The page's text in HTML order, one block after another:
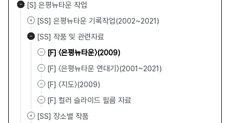
[S] 은평뉴타운 작업
[SS] 은평뉴타운 기록작업(2002~2021)
[SS] 작품 및 관련자료
[F] 〈은평뉴타운〉(2009)
[F] 〈은평뉴타운 연대기〉(2001~2021)
[F] 〈지도〉(2009)
[F] 컬러 슬라이드 필름 자료
[SS] 장소별 작품